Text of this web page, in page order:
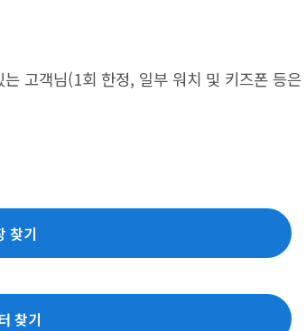
고객님(1회 한정, 일부 워치 및 키즈폰 등은
찾기
찾기